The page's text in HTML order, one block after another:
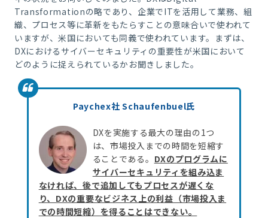
Transformationの略であり、企業でITを活用して業務、組
織、プロセス等に革新をもたらすことの意味合いで使われて
いますが、米国においても同義で使われています。まずは、
DXにおけるサイバーセキュリティの重要性が米国において
どのように捉えられているかお聞きしました。
Paychex社 Schaufenbuel氏
DXを実施する最大の理由の1つ
は、市場投入までの時間を短縮す
ることである。 DXのプログラムに
サイバーセキュリティを組み込ま
なければ、後で追加してもプロセスが遅くな
り、DXの重要なビジネス上の利益（市場投入ま
での時間短縮）を得ることはできない。